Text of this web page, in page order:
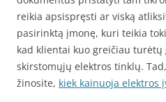
reikia apsispręsti ar viską
pasirinktą įmonę, kuri teikia
kad klientai kuo greičiau
skirstomųjų elektros tinklų.
žinosite, kiek kainuoja elektros